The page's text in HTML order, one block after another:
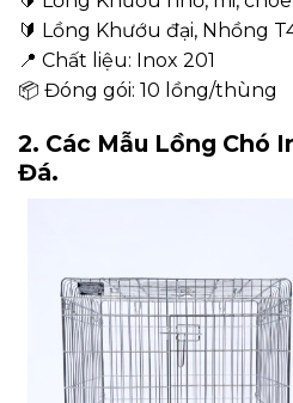
🔰 Lồng Khướu đại, Nhồng
📍 Chất liệu: Inox 201
📦 Đóng gói: 10 lồng/thùng
2. Các Mẫu Lồng Chó
Đá.